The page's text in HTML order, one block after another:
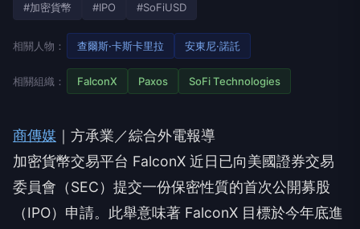
#加密貨幣 #IPO #SoFiUSD
相關人物： 查爾斯·卡斯卡里拉 安東尼·諾託
相關組織： FalconX Paxos SoFi Technologies
商傳媒 ｜方承業／綜合外電報導
加密貨幣交易平台 FalconX 近日已向美國證券交易
委員會（SEC）提交一份保密性質的首次公開募股
（IPO）申請。此舉意味著 FalconX 目標於今年底進